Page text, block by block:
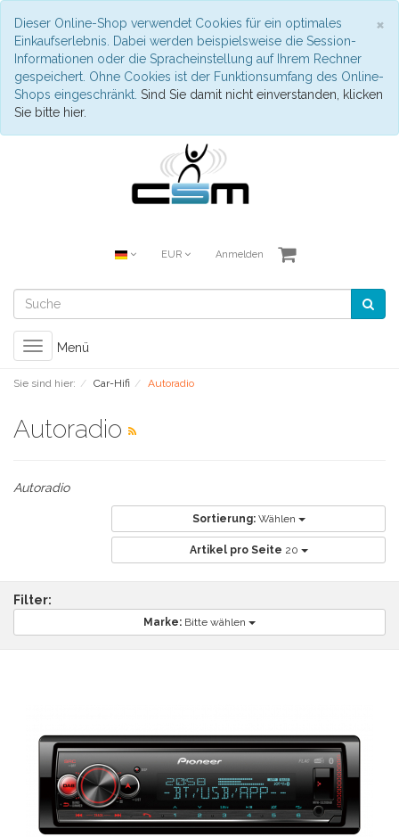
×
Dieser Online-Shop verwendet Cookies für ein optimales
Einkaufserlebnis. Dabei werden beispielsweise die Session-
Informationen oder die Spracheinstellung auf Ihrem Rechner
gespeichert. Ohne Cookies ist der Funktionsumfang des Online-
Shops eingeschränkt. Sind Sie damit nicht einverstanden, klicken
Sie bitte hier.
EUR Anmelden
Toggle
navigation
Menü
Sie sind hier: Car-Hifi Autoradio
Autoradio
Autoradio
Sortierung: Wählen
Artikel pro Seite 20
Filter:
Marke: Bitte wählen